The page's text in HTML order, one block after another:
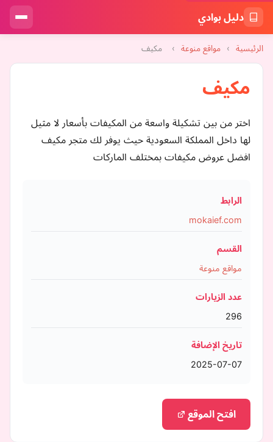
دليل بوادي
الرئيسية › مواقع منوعة › مكيف
مكيف
اختر من بين تشكيلة واسعة من المكيفات بأسعار لا مثيل
لها داخل المملكة السعودية حيث يوفر لك متجر مكيف
افضل عروض مكيفات بمختلف الماركات
الرابط
mokaief.com
القسم
مواقع منوعة
عدد الزيارات
296
تاريخ الإضافة
2025-07-07
افتح الموقع